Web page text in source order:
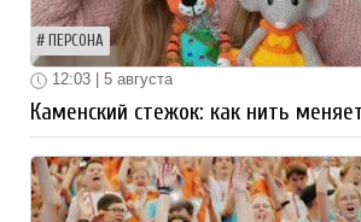
ПЕРСОНА
12:03 | 5 августа
Каменский стежок: как нить